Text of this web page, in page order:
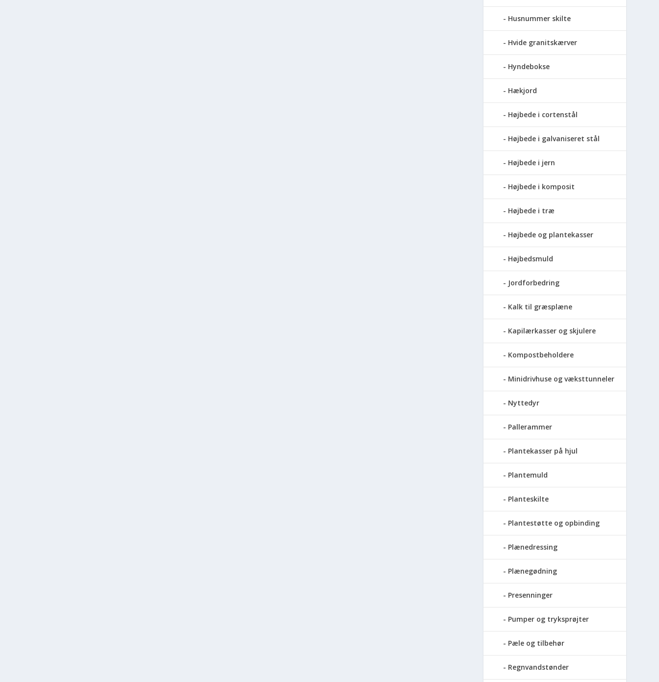
Husnummer skilte
Hvide granitskærver
Hyndebokse
Hækjord
Højbede i cortenstål
Højbede i galvaniseret stål
Højbede i jern
Højbede i komposit
Højbede i træ
Højbede og plantekasser
Højbedsmuld
Jordforbedring
Kalk til græsplæne
Kapilærkasser og skjulere
Kompostbeholdere
Minidrivhuse og væksttunneler
Nyttedyr
Pallerammer
Plantekasser på hjul
Plantemuld
Planteskilte
Plantestøtte og opbinding
Plænedressing
Plænegødning
Presenninger
Pumper og tryksprøjter
Pæle og tilbehør
Regnvandstønder